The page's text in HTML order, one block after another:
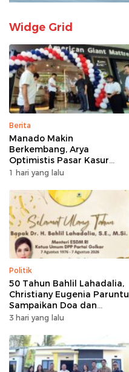
Widge Grid
Berita
Manado Makin
Berkembang, Arya
Optimistis Pasar Kasur
Premium Tumbuh
1 hari yang lalu
Politik
50 Tahun Bahlil Lahadalia,
Christiany Eugenia Paruntu
Sampaikan Doa dan
Harapan
3 hari yang lalu